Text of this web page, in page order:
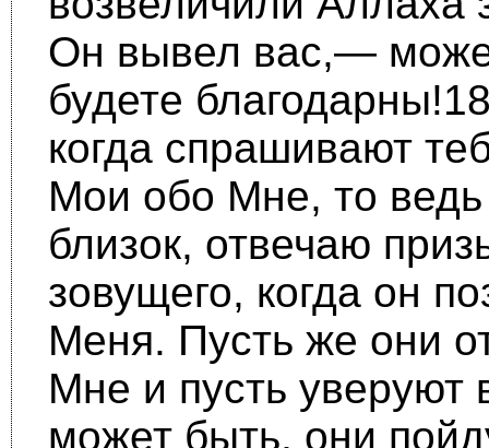
Он вывел вас,—
будете
когда спрашивают
Мои обо Мне, то
близок, отвечаю
зовуще­го, когда он
Меня. Пусть же они
Мне и пусть
может быть, они